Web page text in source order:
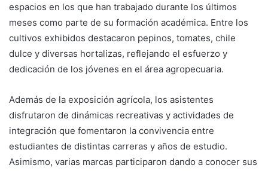
espacios en los que han trabajado durante los últimos
meses como parte de su formación académica. Entre los
cultivos exhibidos destacaron pepinos, tomates, chile
dulce y diversas hortalizas, reflejando el esfuerzo y
dedicación de los jóvenes en el área agropecuaria.
Además de la exposición agrícola, los asistentes
disfrutaron de dinámicas recreativas y actividades de
integración que fomentaron la convivencia entre
estudiantes de distintas carreras y años de estudio.
Asimismo, varias marcas participaron dando a conocer sus